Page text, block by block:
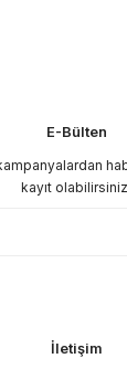
E-Bülten
kayıt
İletişim